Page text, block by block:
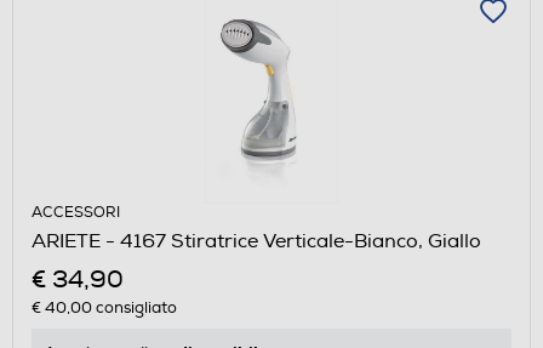
ACCESSORI
ARIETE - 4167 Stiratrice Verticale-Bianco, Giallo
€ 34,90
€ 40,00consigliato